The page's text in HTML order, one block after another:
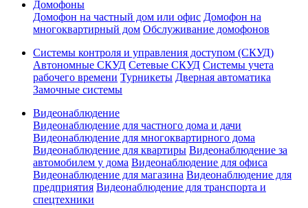
Домофоны
Домофон на частный дом или офис Домофон на
многоквартирный дом Обслуживание домофонов
Системы контроля и управления доступом (СКУД)
Автономные СКУД Сетевые СКУД Системы учета
рабочего времени Турникеты Дверная автоматика
Замочные системы
Видеонаблюдение
Видеонаблюдение для частного дома и дачи
Видеонаблюдение для многоквартирного дома
Видеонаблюдение для квартиры Видеонаблюдение за
автомобилем у дома Видеонаблюдение для офиса
Видеонаблюдение для магазина Видеонаблюдение для
предприятия Видеонаблюдение для транспорта и
спецтехники